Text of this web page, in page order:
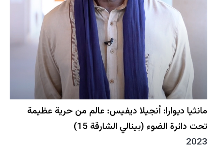
مانثيا ديوارا: أنجيلا ديفيس: عالم من حرية عظيمة
تحت دائرة الضوء (بينالي الشارقة 15)
2023